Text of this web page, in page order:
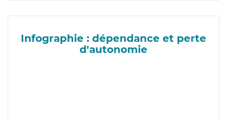
Infographie : dépendance et perte
d'autonomie